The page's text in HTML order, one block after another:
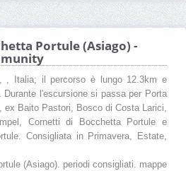
Portule (Asiago) -
, Italia; il percorso è lungo 12.3km e
Durante l'escursione si passa per Porta
ex Baito Pastori, Bosco di Costa Larici,
Cornetti di Bocchetta Portule e
Consigliata in Primavera, Estate,
(Asiago). periodi consigliati. mappe